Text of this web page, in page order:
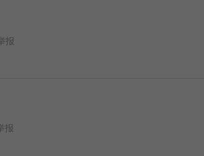
报
报